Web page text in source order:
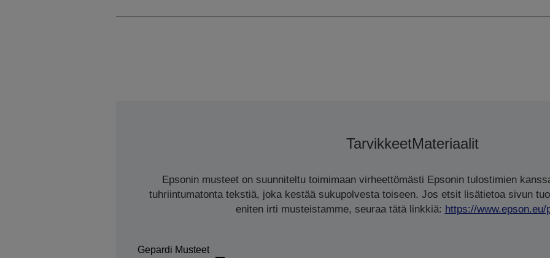
TarvikkeetMateriaalit
Epsonin musteet on suunniteltu toimimaan virheettömästi Epsonin tulostimien
tuhriintumatonta tekstiä, joka kestää sukupolvesta toiseen. Jos etsit lisätietoa sivun
eniten irti musteistamme, seuraa tätä linkkiä: https://www.epson.eu/
Gepardi Musteet